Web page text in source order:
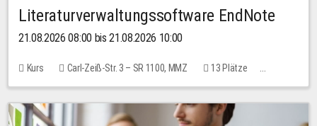
Literaturverwaltungssoftware EndNote
21.08.2026 08:00 bis 21.08.2026 10:00
Kurs Carl-Zeiß-Str. 3 – SR 1100, MMZ
13 Plätze
10,00 EUR